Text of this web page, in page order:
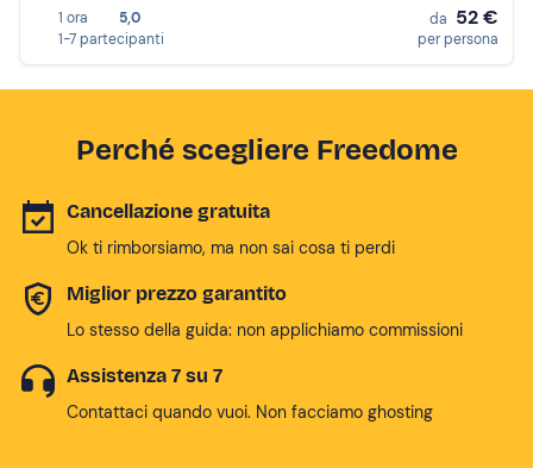
1 ora
5,0
1-7 partecipanti
da 52 €
per persona
Perché scegliere Freedome
Cancellazione gratuita
Ok ti rimborsiamo, ma non sai cosa ti perdi
Miglior prezzo garantito
Lo stesso della guida: non applichiamo commissioni
Assistenza 7 su 7
Contattaci quando vuoi. Non facciamo ghosting